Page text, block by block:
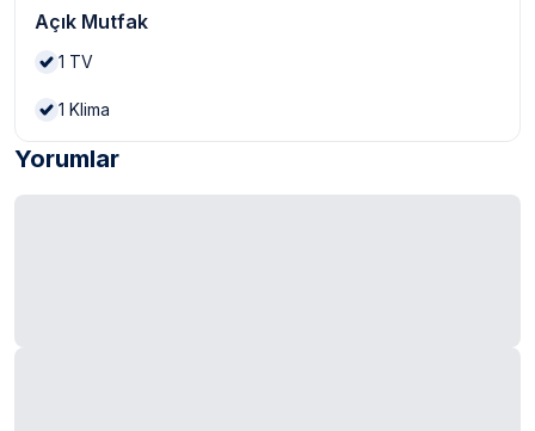
Açık Mutfak
1 TV
1 Klima
Yorumlar